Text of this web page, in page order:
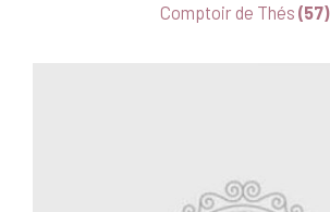
Comptoir de Thés (57)